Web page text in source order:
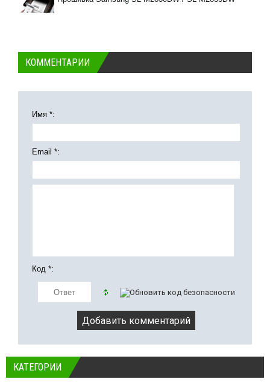
КОММЕНТАРИИ
Имя *:
Email *:
Код *:
КАТЕГОРИИ